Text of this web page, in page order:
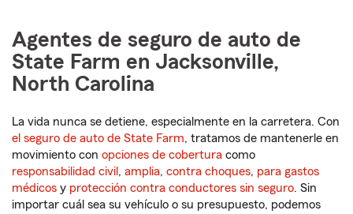
Agentes de seguro de auto de
State Farm en Jacksonville,
North Carolina
La vida nunca se detiene, especialmente en la carretera. Con
el seguro de auto de State Farm, tratamos de mantenerle en
movimiento con opciones de cobertura como
responsabilidad civil , amplia, contra choques, para gastos
médicos y protección contra conductores sin seguro. Sin
importar cuál sea su vehículo o su presupuesto, podemos